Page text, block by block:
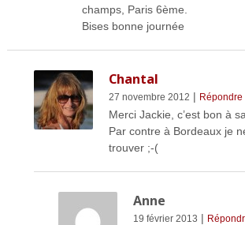
champs, Paris 6ème.
Bises bonne journée
Chantal
27 novembre 2012 | Répondre
Merci Jackie, c’est bon à
Par contre à Bordeaux je
trouver ;-(
Anne
19 février 2013 |